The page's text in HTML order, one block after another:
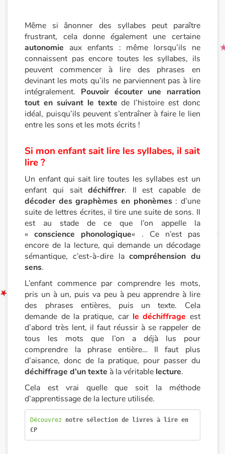
Même si ânonner des syllabes peut paraître
frustrant, cela donne également une certaine
autonomie aux enfants : même lorsqu’ils ne
connaissent pas encore toutes les syllabes, ils
peuvent commencer à lire des phrases en
devinant les mots qu’ils ne parviennent pas à lire
intégralement. Pouvoir écouter une narration
tout en suivant le texte de l’histoire est donc
idéal, puisqu’ils peuvent s’entraîner à faire le lien
entre les sons et les mots écrits !
Si mon enfant sait lire les syllabes, il sait
lire ?
Un enfant qui sait lire toutes les syllabes est un
enfant qui saitdéchiffrer. Il est capable de
décoder des graphèmes en phonèmes: d’une
suite de lettres écrites, il tire une suite de sons. Il
est au stade de ce que l’on appelle la
«conscience phonologique« . Ce n’est pas
encore de la lecture, qui demande un décodage
sémantique, c’est-à-dire lacompréhension du
sens.
L’enfant commence par comprendre les mots,
pris un à un, puis va peu à peu apprendre à lire
des phrases entières, puis un texte. Cela
demande de la pratique, car le déchiffrage est
d’abord très lent, il faut réussir à se rappeler de
tous les mots que l’on a déjà lus pour
comprendre la phrase entière… Il faut plus
d’aisance, donc de la pratique, pour passer du
déchiffrage d’un texte à la véritable lecture.
Cela est vrai quelle que soit la méthode
d’apprentissage de la lecture utilisée.
Découvrez notre sélection de livres à lire en
CP